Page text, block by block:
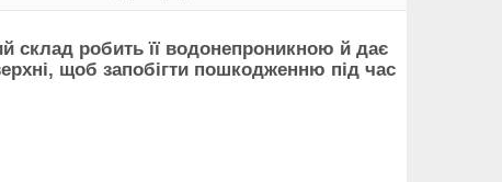
склад робить її водонепроникною й дає
щоб запобігти пошкодженню під час